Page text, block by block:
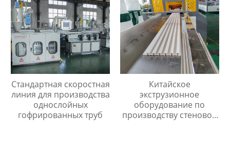
Стандартная скоростная
линия для производства
однослойных
гофрированных труб
Китайское
экструзионное
оборудование по
производству стеновой